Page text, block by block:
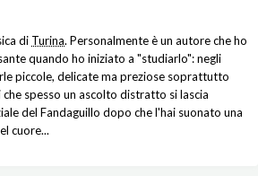
di Turina. Personalmente è un autore che ho
quando ho iniziato a "studiarlo": negli
piccole, delicate ma preziose soprattutto
spesso un ascolto distratto si lascia
del Fandaguillo dopo che l'hai suonato una
cuore...